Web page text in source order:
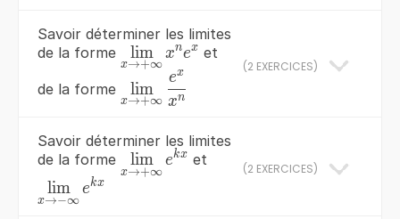
Savoir déterminer les limites
de la forme
\mathop{\lim
}\limits_{x\to
+\infty }
x→+∞
lim xnex et
de la forme
\mathop{\lim
}\limits_{x\to
\frac{e^{x} }
{x^{n} }
x→+∞
lim
xn
ex (2 EXERCICES)
Savoir déterminer les limites
de la forme
\mathop{\lim
}\limits_{x\to
x→+∞
lim ekx et
\mathop{\lim
}\limits_{x\to
x→−∞
lim ekx
(2 EXERCICES)